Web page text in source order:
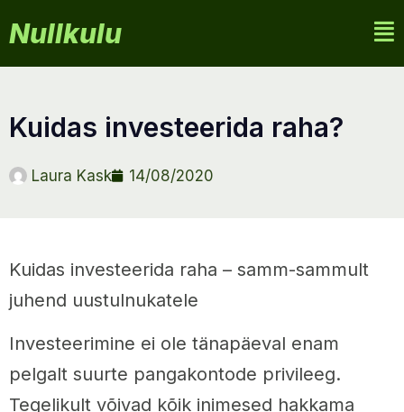
Nullkulu
kuidas investeerida raha?
Laura Kask 14/08/2020
Kuidas investeerida raha – samm-sammult
juhend uustulnukatele
Investeerimine ei ole tänapäeval enam
pelgalt suurte pangakontode privileeg.
Tegelikult võivad kõik inimesed hakkama